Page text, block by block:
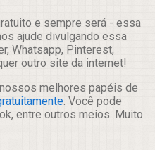
e sempre será - essa
ajude divulgando essa
Whatsapp, Pinterest,
outro site da internet!
melhores papéis de
. Você pode
entre outros meios. Muito